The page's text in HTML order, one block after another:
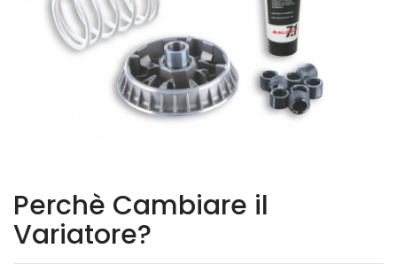
Perchè Cambiare il
Variatore?